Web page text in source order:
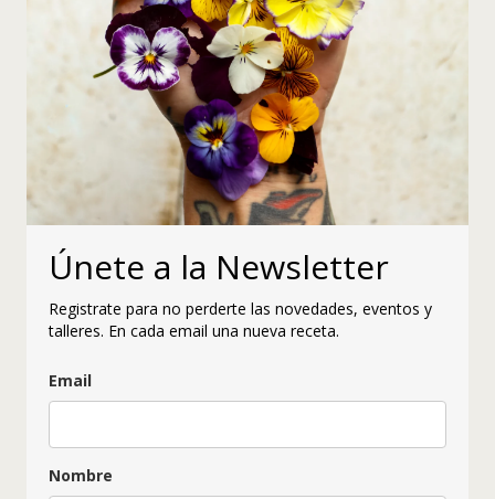
Únete a la Newsletter
Registrate para no perderte las novedades, eventos y
talleres. En cada email una nueva receta.
Email
Nombre